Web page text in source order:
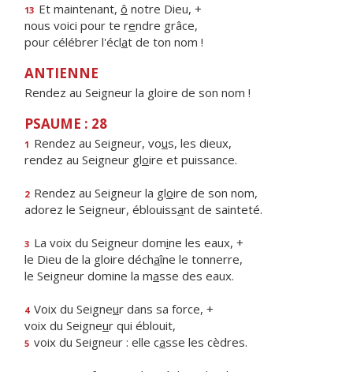
13 Et maintenant, ô notre Dieu, +
nous voici pour te rendre grâce,
pour célébrer l'éclat de ton nom !
ANTIENNE
Rendez au Seigneur la gloire de son nom !
PSAUME : 28
1 Rendez au Seigneur, vous, les dieux,
rendez au Seigneur gloire et puissance.
2 Rendez au Seigneur la gloire de son nom,
adorez le Seigneur, éblouissant de sainteté.
3 La voix du Seigneur domine les eaux, +
le Dieu de la gloire déchaîne le tonnerre,
le Seigneur domine la masse des eaux.
4 Voix du Seigneur dans sa force, +
voix du Seigneur qui éblouit,
5 voix du Seigneur : elle casse les cèdres.